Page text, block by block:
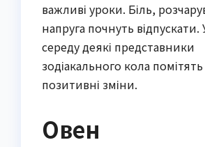
важливі уроки. Біль,
напруга почнуть відпускати.
середу деякі представники
зодіакального кола
позитивні зміни.
Овен